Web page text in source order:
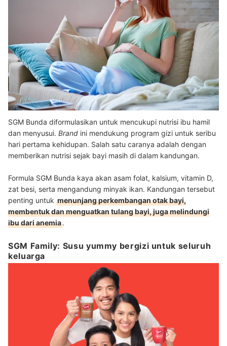
SGM Bunda diformulasikan untuk mencukupi nutrisi ibu hamil
dan menyusui. Brand ini mendukung program gizi untuk seribu
hari pertama kehidupan. Salah satu caranya adalah dengan
memberikan nutrisi sejak bayi masih di dalam kandungan.
Formula SGM Bunda kaya akan asam folat, kalsium, vitamin D,
zat besi, serta mengandung minyak ikan. Kandungan tersebut
penting untuk menunjang perkembangan otak bayi,
membentuk dan menguatkan tulang bayi, juga melindungi
ibu dari anemia.
SGM Family: Susu yummy bergizi untuk seluruh
keluarga